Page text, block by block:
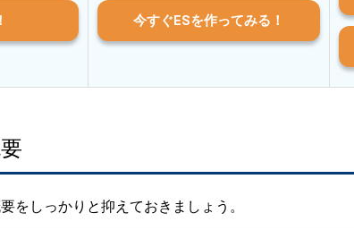
今すぐESを作ってみる！
をしっかりと抑えておきましょう。